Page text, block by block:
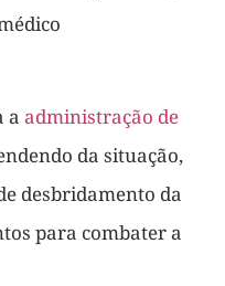
a administração de
da situação,
desbridamento da
para combater a